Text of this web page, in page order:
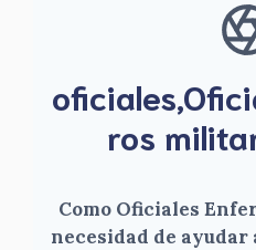
ros
Como Oficiales
necesidad de ayudar